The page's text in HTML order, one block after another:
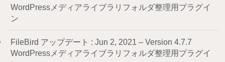
WordPressメディアライブラリフォルダ整理用プラグイ
ン
FileBird アップデート : Jun 2, 2021 – Version 4.7.7
WordPressメディアライブラリフォルダ整理用プラグイ